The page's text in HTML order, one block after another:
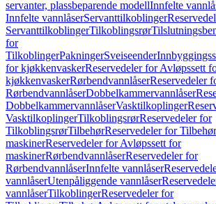
servanter, plassbeparende modellInnfelte
Innfelte vannlåserServanttilkoblinger
ServanttilkoblingerTilkoblingsrør
for
TilkoblingerPakningerSveiseender
for kjøkkenvaskerReservedeler for Avløpssett
kjøkkenvaskerRørbendvannlåserReservedeler
RørbendvannlåserDobbelkammervannlåser
DobbelkammervannlåserVasktilkoplinger
VasktilkoplingerTilkoblingsrørReservedeler for
TilkoblingsrørTilbehørReservedeler for Tilbehør
maskinerReservedeler for Avløpssett for
maskinerRørbendvannlåserReservedeler for
RørbendvannlåserInnfelte vannlåser
vannlåserUtenpåliggende vannlåser
vannlåserTilkoblingerReservedeler for